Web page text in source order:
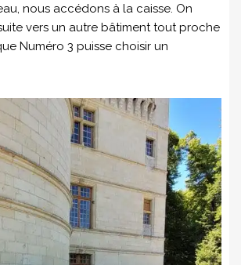
nous accédons à la caisse. On
vers un autre bâtiment tout proche
Numéro 3 puisse choisir un